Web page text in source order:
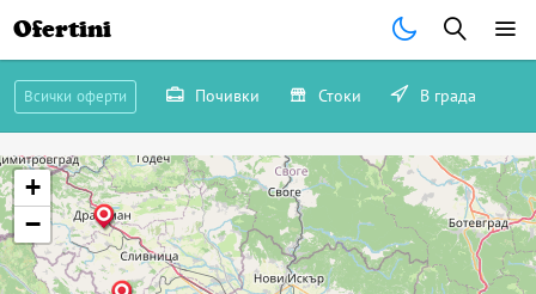
Ofertini
Всички оферти Почивки Стоки В града
+
−